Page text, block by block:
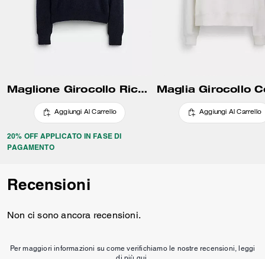
Maglione Girocollo Ricamato Coach
Aggiungi Al Carrello
20% OFF APPLICATO IN FASE DI
PAGAMENTO
Maglia Girocollo
Aggiungi Al Carrello
Recensioni
Non ci sono ancora recensioni.
Per maggiori informazioni su come verifichiamo le nostre recensioni, leggi